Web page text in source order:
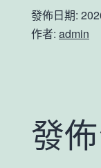
發佈日期:
作者: admin
發